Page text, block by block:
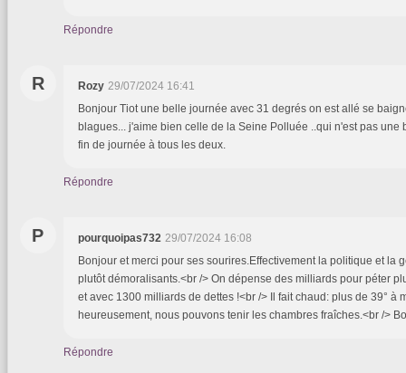
Répondre
R Rozy 29/07/2024 16:41
Bonjour Tiot une belle journée avec 31 degrés on est allé se
blagues... j'aime bien celle de la Seine Polluée ..qui n'est pas une
fin de journée à tous les deux.
Répondre
P pourquoipas732 29/07/2024 16:08
Bonjour et merci pour ses sourires.Effectivement la politique et la
plutôt démoralisants.<br /> On dépense des milliards pour péter
et avec 1300 milliards de dettes !<br /> Il fait chaud: plus de 39° à
heureusement, nous pouvons tenir les chambres fraîches.<br />
Répondre